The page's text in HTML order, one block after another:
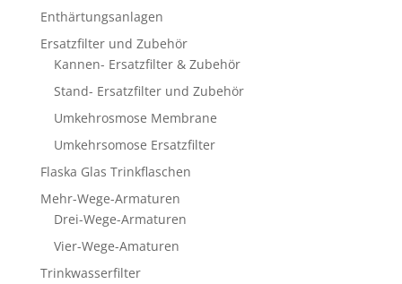
Enthärtungsanlagen
Ersatzfilter und Zubehör
Kannen- Ersatzfilter & Zubehör
Stand- Ersatzfilter und Zubehör
Umkehrosmose Membrane
Umkehrsomose Ersatzfilter
Flaska Glas Trinkflaschen
Mehr-Wege-Armaturen
Drei-Wege-Armaturen
Vier-Wege-Amaturen
Trinkwasserfilter